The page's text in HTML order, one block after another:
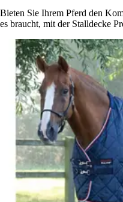
Bieten Sie Ihrem Pferd den
es braucht, mit der Stalldecke